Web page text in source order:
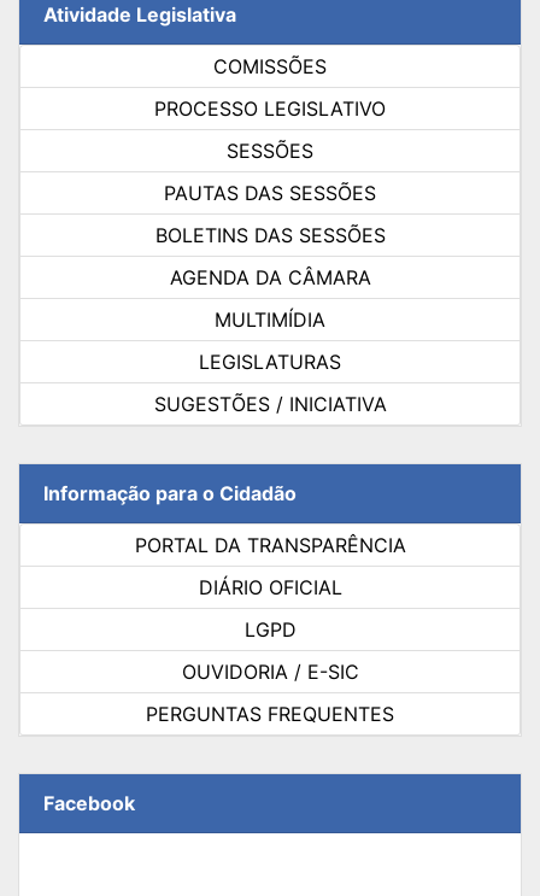
Atividade Legislativa
COMISSÕES
PROCESSO LEGISLATIVO
SESSÕES
PAUTAS DAS SESSÕES
BOLETINS DAS SESSÕES
AGENDA DA CÂMARA
MULTIMÍDIA
LEGISLATURAS
SUGESTÕES / INICIATIVA
Informação para o Cidadão
PORTAL DA TRANSPARÊNCIA
DIÁRIO OFICIAL
LGPD
OUVIDORIA / E-SIC
PERGUNTAS FREQUENTES
Facebook